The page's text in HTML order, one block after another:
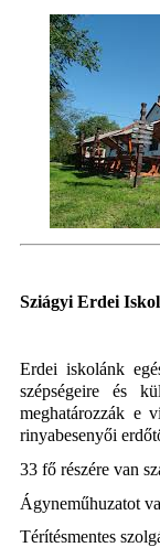
Sziágyi Erdei
Erdei iskolánk
szépségeire és
meghatározzák e
rinyabesenyői
33 fő részére van
Ágyneműhuzatot
Térítésmentes